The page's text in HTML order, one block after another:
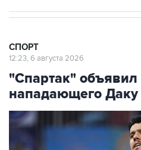
СПОРТ
12:23, 6 августа 2026
"Спартак" объявил
нападающего Даку